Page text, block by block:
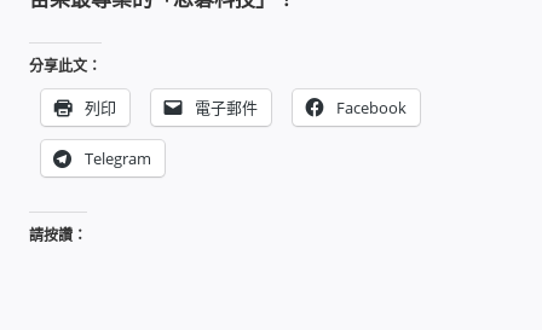
WIFI Wi-Fi 無線熱點 無線網路
網路硬體設備
居易科技DrayTek/裕笠科技Ublink
印表列印伺服器
分享此文：
列印 電子郵件 Facebook
Telegram
請按讚：